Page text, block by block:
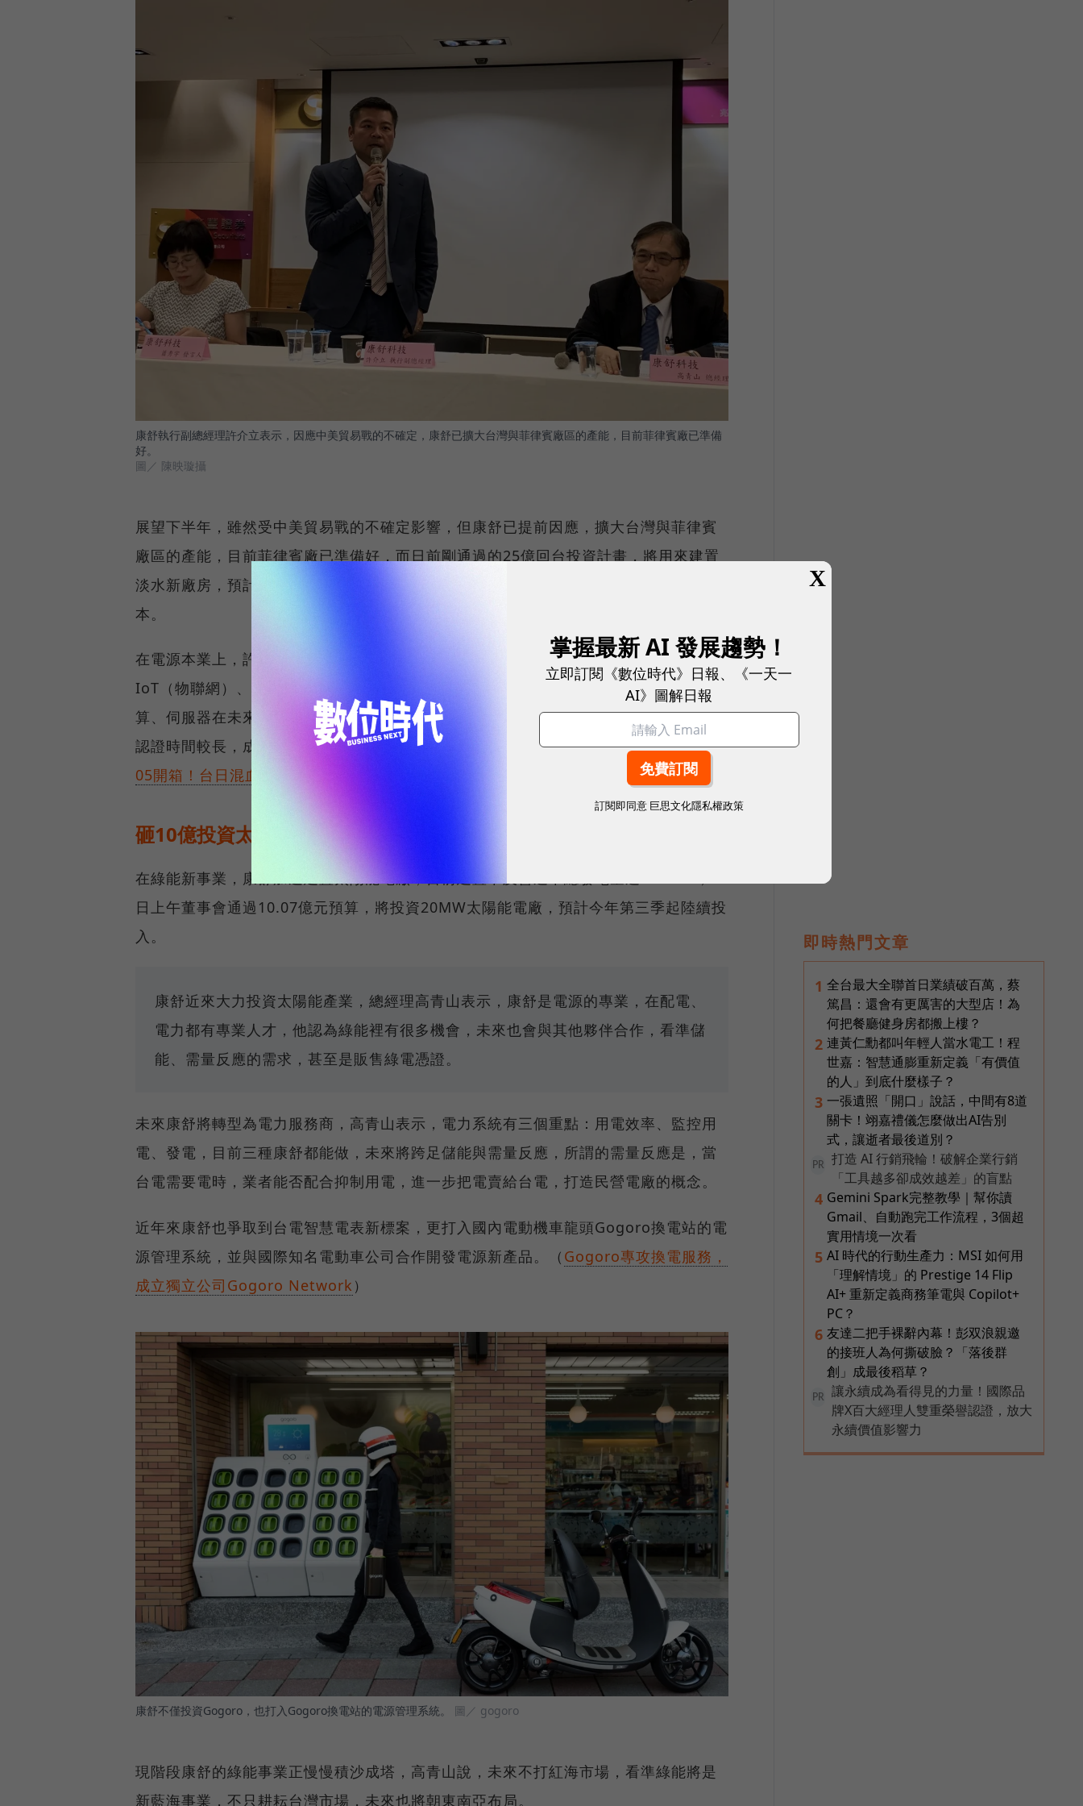
康舒執行副總經理許介立表示，因應中美貿易戰的不確定，康舒已擴大台灣與菲律賓廠區的產能，目前菲律賓廠已準備
好。
圖／ 陳映璇攝
展望下半年，雖然受中美貿易戰的不確定影響，但康舒已提前因應，擴大台灣與菲律賓
廠區的產能，目前菲律賓廠已準備好，而日前剛通過的25億回台投資計畫，將用來建置
淡水新廠房，預計10月開始興建，明年第四季完工投產，並導入智慧化產線以降低成
本。
在電源本業上，許介立表示，下半年消費性電源，包括desktop（桌上型電腦）、
IoT（物聯網）、筆電穩定成長。工業電源，受惠5G、IoT應用，未來資料中心、邊緣運
算、伺服器在未來3到5年都有蓬勃成長的空間。醫療電源則持續拓展中，由於醫療產品
認證時間較長，成長力道相對沒這麼大。燃料電池的發展比預期更好。（YAMAHA EC-
05開箱！台日混血電動機車第一手騎乘體驗
砸10億投資太陽能電廠，轉型為電力服務商
在綠能新事業，康舒加速建置太陽能電廠，目前建置中及營運中總發電量達100MW，7
日上午董事會通過10.07億元預算，將投資20MW太陽能電廠，預計今年第三季起陸續投
入。
康舒近來大力投資太陽能產業，總經理高青山表示，康舒是電源的專業，在配電、
電力都有專業人才，他認為綠能裡有很多機會，未來也會與其他夥伴合作，看準儲
能、需量反應的需求，甚至是販售綠電憑證。
未來康舒將轉型為電力服務商，高青山表示，電力系統有三個重點：用電效率、監控用
電、發電，目前三種康舒都能做，未來將跨足儲能與需量反應，所謂的需量反應是，當
台電需要電時，業者能否配合抑制用電，進一步把電賣給台電，打造民營電廠的概念。
近年來康舒也爭取到台電智慧電表新標案，更打入國內電動機車龍頭Gogoro換電站的電
源管理系統，並與國際知名電動車公司合作開發電源新產品。（ Gogoro專攻換電服務，
成立獨立公司Gogoro Network ）
康舒不僅投資Gogoro，也打入Gogoro換電站的電源管理系統。 圖／ gogoro
現階段康舒的綠能事業正慢慢積沙成塔，高青山說，未來不打紅海市場，看準綠能將是
新藍海事業，不只耕耘台灣市場，未來也將朝東南亞布局。
即時熱門文章
1 全台最大全聯首日業績破百萬，蔡
篤昌：還會有更厲害的大型店！為
何把餐廳健身房都搬上樓？
2 連黃仁勳都叫年輕人當水電工！程
世嘉：智慧通膨重新定義「有價值
的人」到底什麼樣子？
3 一張遺照「開口」說話，中間有8道
關卡！翊嘉禮儀怎麼做出AI告別
式，讓逝者最後道別？
PR
打造 AI 行銷飛輪！破解企業行銷
「工具越多卻成效越差」的盲點
4 Gemini Spark完整教學｜幫你讀
Gmail、自動跑完工作流程，3個超
實用情境一次看
5 AI 時代的行動生產力：MSI 如何用
「理解情境」的 Prestige 14 Flip
AI+ 重新定義商務筆電與 Copilot+
PC？
6 友達二把手裸辭內幕！彭双浪親邀
的接班人為何撕破臉？「落後群
創」成最後稻草？
PR
讓永續成為看得見的力量！國際品
牌X百大經理人雙重榮譽認證，放大
永續價值影響力
X
掌握最新 AI 發展趨勢！
立即訂閱《數位時代》日報、《一天一
AI》圖解日報
訂閱即同意 巨思文化隱私權政策